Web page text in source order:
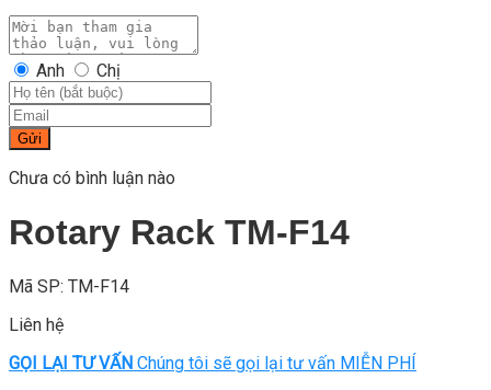
Anh Chị
Gửi
Chưa có bình luận nào
Rotary Rack TM-F14
Mã SP: TM-F14
Liên hệ
GỌI LẠI TƯ VẤN Chúng tôi sẽ gọi lại tư vấn MIỄN PHÍ